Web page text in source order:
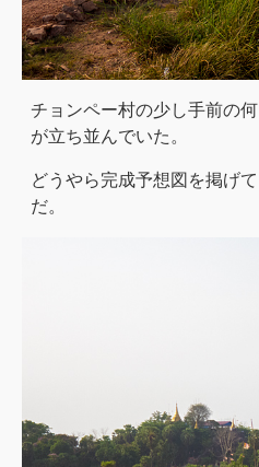
チョンペー村の少し手前の
が立ち並んでいた。
どうやら完成予想図を掲げ
だ。